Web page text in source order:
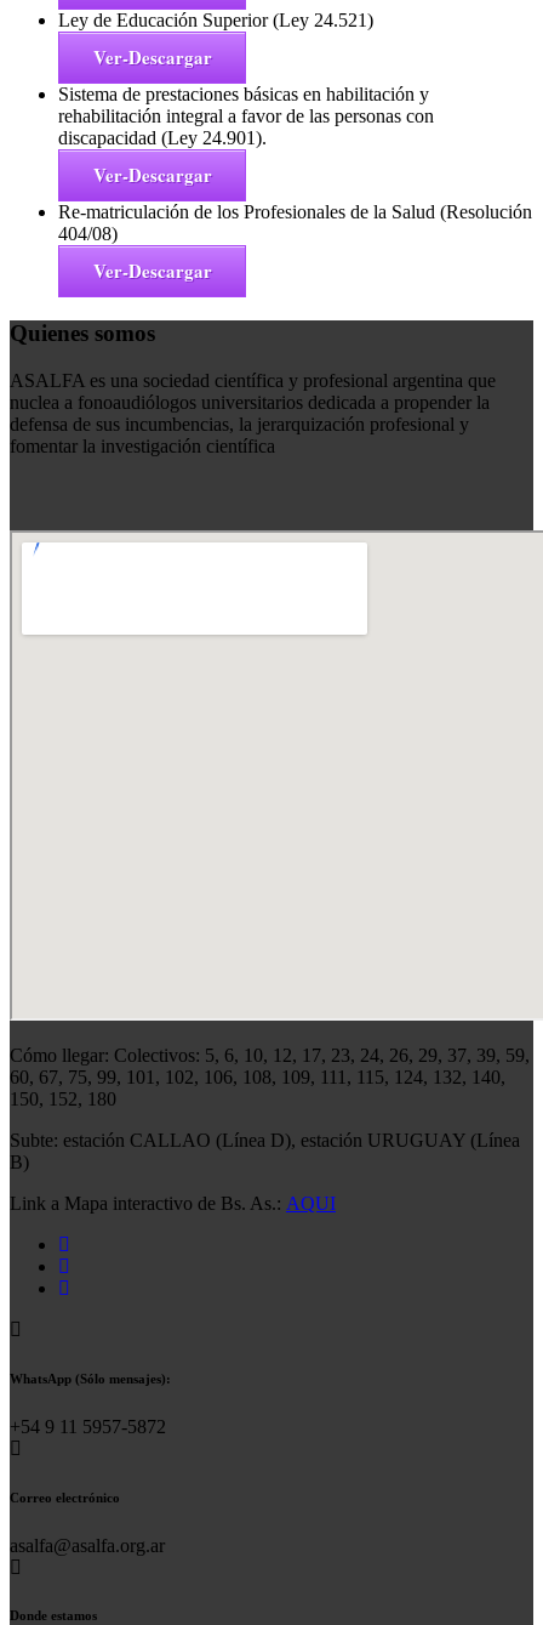
Ley de Educación Superior (Ley 24.521)
Ver-Descargar
Sistema de prestaciones básicas en habilitación y
rehabilitación integral a favor de las personas con
discapacidad (Ley 24.901).
Ver-Descargar
Re-matriculación de los Profesionales de la Salud (Resolución
404/08)
Ver-Descargar
Quienes somos
ASALFA es una sociedad científica y profesional argentina que
nuclea a fonoaudiólogos universitarios dedicada a propender la
defensa de sus incumbencias, la jerarquización profesional y
fomentar la investigación científica
Cómo llegar: Colectivos: 5, 6, 10, 12, 17, 23, 24, 26, 29, 37, 39, 59,
60, 67, 75, 99, 101, 102, 106, 108, 109, 111, 115, 124, 132, 140,
150, 152, 180
Subte: estación CALLAO (Línea D), estación URUGUAY (Línea
B)
Link a Mapa interactivo de Bs. As.: AQUI
WhatsApp (Sólo mensajes):
+54 9 11 5957-5872
Correo electrónico
asalfa@asalfa.org.ar
Donde estamos